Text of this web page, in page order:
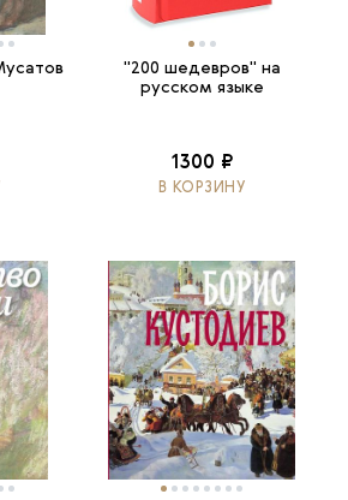
"200 шедевров" на
русском языке
1300 ₽
В КОРЗИНУ